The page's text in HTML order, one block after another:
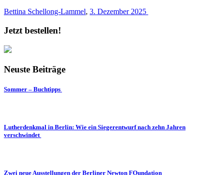
Bettina Schellong-Lammel, 3. Dezember 2025
Jetzt bestellen!
Neuste Beiträge
Sommer – Buchtipps
Lutherdenkmal in Berlin: Wie ein Siegerentwurf nach zehn Jahren
verschwindet
Zwei neue Ausstellungen der Berliner Newton FOundation